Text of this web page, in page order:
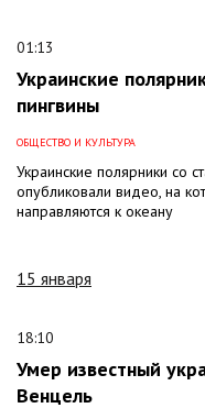
01:13
Украинские
пингвины
ОБЩЕСТВО И КУЛЬТУРА
Украинские полярники со
опубликовали видео, на
направляются к океану
15 января
18:10
Умер известный
Венцель